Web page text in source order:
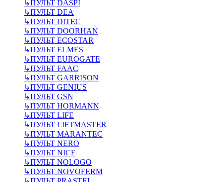
↳ПУЛЬТ DASPI
↳ПУЛЬТ DEA
↳ПУЛЬТ DITEC
↳ПУЛЬТ DOORHAN
↳ПУЛЬТ ECOSTAR
↳ПУЛЬТ ELMES
↳ПУЛЬТ EUROGATE
↳ПУЛЬТ FAAC
↳ПУЛЬТ GARRISON
↳ПУЛЬТ GENIUS
↳ПУЛЬТ GSN
↳ПУЛЬТ HORMANN
↳ПУЛЬТ LIFE
↳ПУЛЬТ LIFTMASTER
↳ПУЛЬТ MARANTEC
↳ПУЛЬТ NERO
↳ПУЛЬТ NICE
↳ПУЛЬТ NOLOGO
↳ПУЛЬТ NOVOFERM